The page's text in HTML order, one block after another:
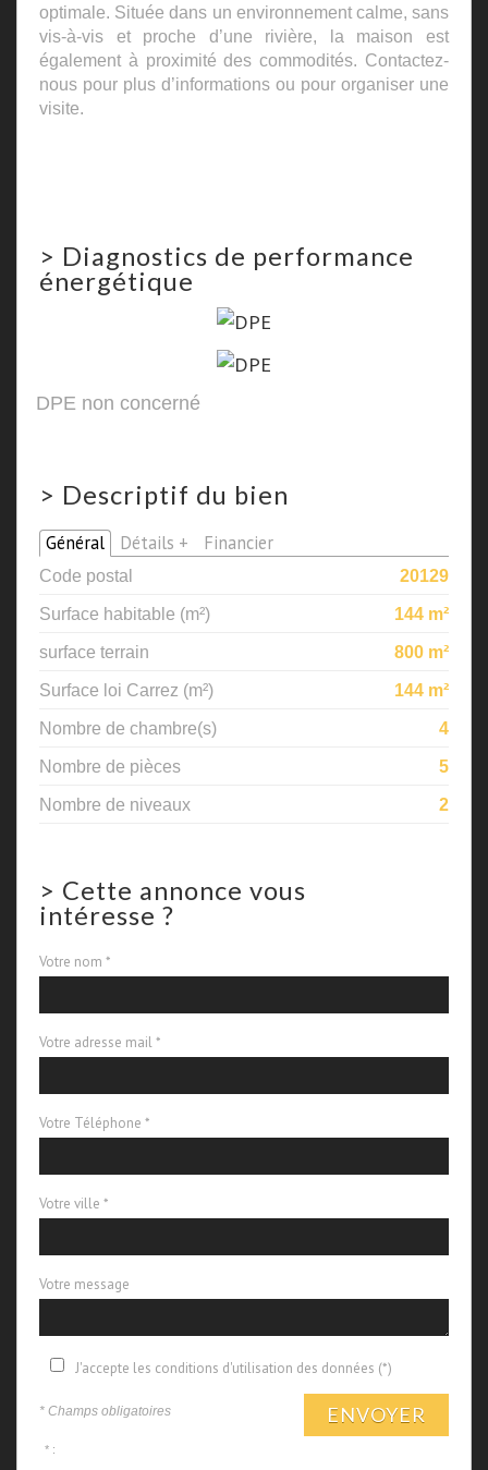
optimale. Située dans un environnement calme, sans
vis-à-vis et proche d’une rivière, la maison est
également à proximité des commodités. Contactez-
nous pour plus d’informations ou pour organiser une
visite.
> Diagnostics de performance
énergétique
DPE non concerné
> Descriptif du bien
Général Détails + Financier
Code postal
20129
Surface habitable (m²)
144 m²
surface terrain
800 m²
Surface loi Carrez (m²)
144 m²
Nombre de chambre(s)
4
Nombre de pièces
5
Nombre de niveaux
2
> Cette annonce vous
intéresse ?
Votre nom *
Votre adresse mail *
Votre Téléphone *
Votre ville *
Votre message
J'accepte les conditions d'utilisation des données (*)
* Champs obligatoires ENVOYER
* :